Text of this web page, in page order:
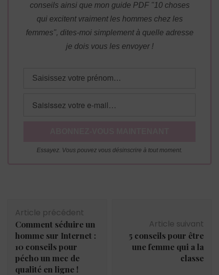
conseils ainsi que mon guide PDF "10 choses
qui excitent vraiment les hommes chez les
femmes", dites-moi simplement à quelle adresse
je dois vous les envoyer !
Essayez. Vous pouvez vous désinscrire à tout moment.
d'article
Article précédent
Comment séduire un
homme sur Internet :
10 conseils pour
pécho un mec de
qualité en ligne !
Article suivant
5 conseils pour être
une femme qui a la
classe